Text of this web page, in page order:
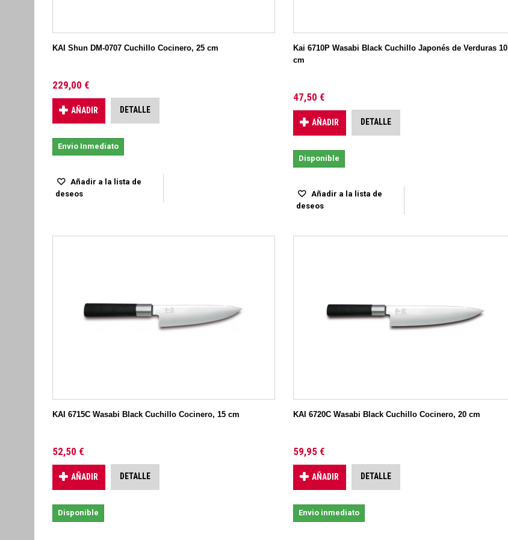
KAI Shun DM-0707 Cuchillo Cocinero, 25 cm
229,00 €
AÑADIR DETALLE
Envio Inmediato
Añadir a la lista de
deseos
Kai 6710P Wasabi Black Cuchillo Japonés de Verduras 10
cm
47,50 €
AÑADIR DETALLE
Disponible
Añadir a la lista de
deseos
KAI 6715C Wasabi Black Cuchillo Cocinero, 15 cm
52,50 €
AÑADIR DETALLE
Disponible
KAI 6720C Wasabi Black Cuchillo Cocinero, 20 cm
59,95 €
AÑADIR DETALLE
Envio inmediato